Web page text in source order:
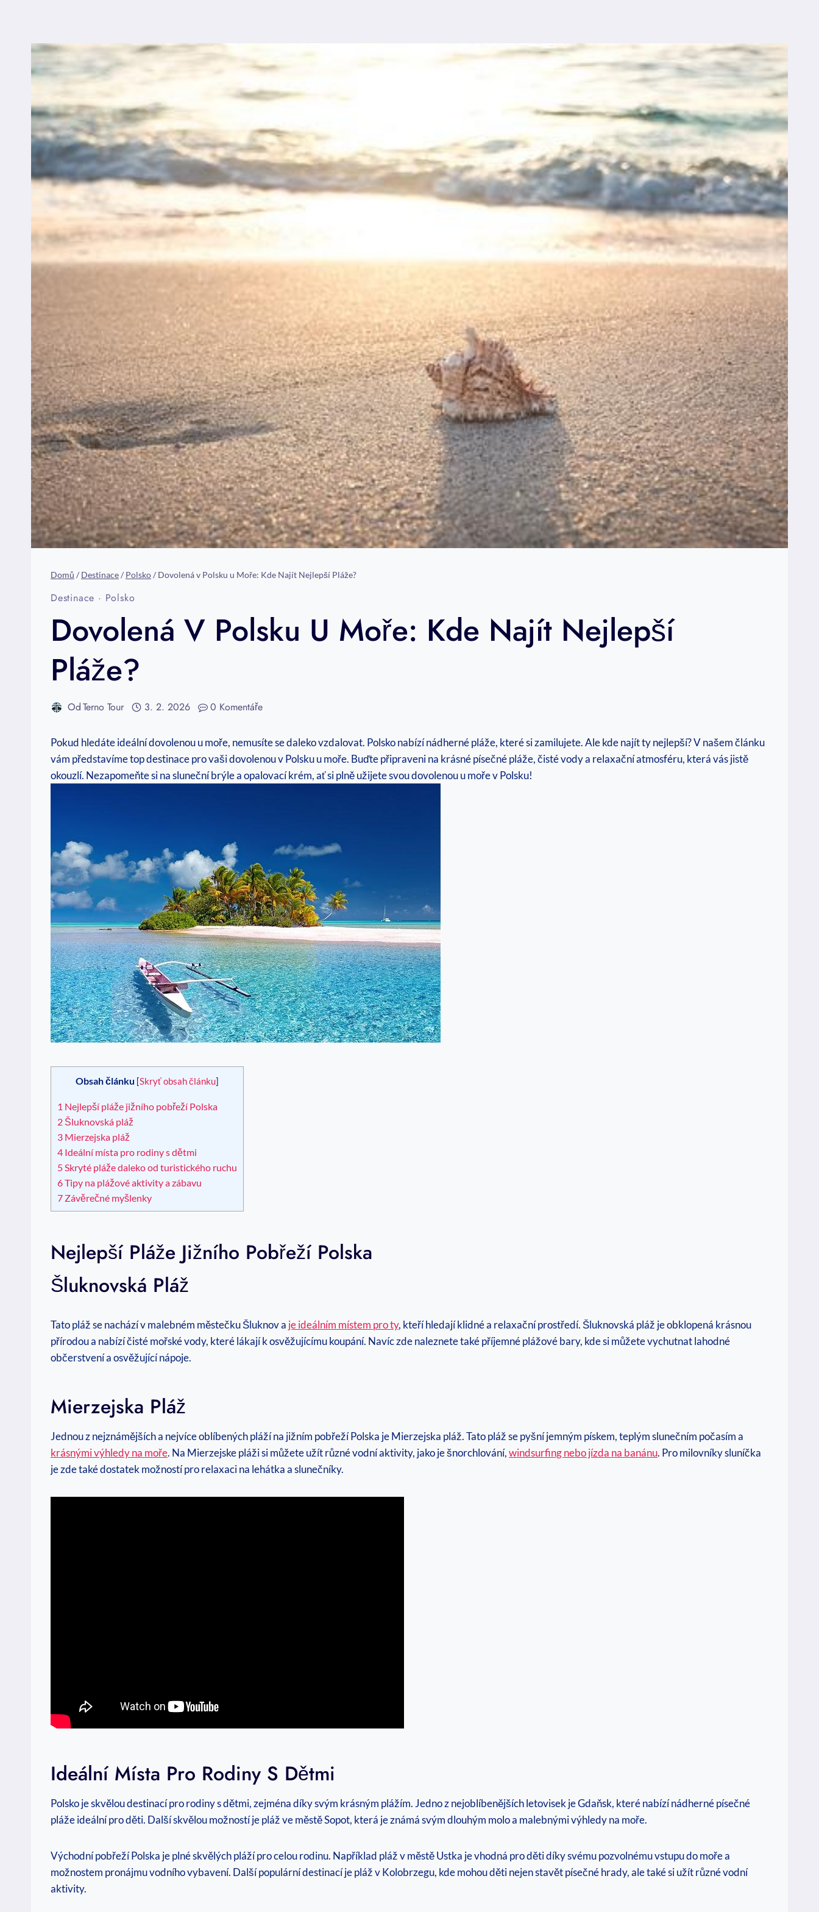
Domů / Destinace/ Polsko/ Dovolená v Polsku u Moře: Kde Najít Nejlepší Pláže?
Destinace · Polsko
Dovolená V Polsku U Moře: Kde Najít Nejlepší
Pláže?
OdTerno Tour 3. 2. 2026 0 Komentáře
Pokud hledáte‌ ideální dovolenou u moře,⁣ nemusíte se daleko‌ vzdalovat. Polsko nabízí nádherné pláže, které si zamilujete. Ale kde⁤ najít ty nejlepší? V našem ‌článku
vám představíme top destinace pro‍ vaši ‌dovolenou⁢ v ‍Polsku u moře. Buďte ​připraveni ⁤na krásné písečné pláže, čisté ⁣vody a relaxační atmosféru, která ​vás‌ jistě
okouzlí. Nezapomeňte si⁢ na sluneční brýle a opalovací krém, ať si plně užijete svou​ dovolenou u moře v Polsku!
Obsah článku [Skryť obsah článku]
1 Nejlepší‌ pláže jižního pobřeží⁤ Polska
2 Šluknovská pláž
3 Mierzejska pláž
4 Ideální místa pro rodiny s dětmi
5 Skryté pláže daleko od turistického ruchu
6Tipy na ‌plážové aktivity a zábavu
7 Závěrečné myšlenky
Nejlepší‌ Pláže Jižního Pobřeží⁤ Polska
Šluknovská Pláž
Tato pláž ‌se nachází v malebném městečku Šluknov a je ideálním místem pro ty, kteří hledají klidné a relaxační prostředí. Šluknovská pláž je obklopená krásnou
přírodou a nabízí čisté‌ mořské vody, které lákají k⁣ osvěžujícímu koupání. Navíc ‍zde naleznete také příjemné plážové ⁢bary, ⁢kde si můžete vychutnat lahodné
občerstvení a osvěžující nápoje.
Mierzejska Pláž
Jednou‍ z nejznámějších a nejvíce oblíbených pláží na jižním ⁤pobřeží Polska je Mierzejska pláž. Tato pláž se pyšní jemným pískem, teplým slunečním počasím a⁣
krásnými výhledy na moře. Na Mierzejske pláži si ​můžete užít ​různé vodní aktivity, ⁤jako je šnorchlování,windsurfing nebo jízda na banánu. Pro milovníky sluníčka
je zde ⁤také dostatek možností pro relaxaci na lehátka a⁤ slunečníky.
Ideální Místa Pro Rodiny S Dětmi
Polsko‌ je skvělou destinací ‌pro rodiny s dětmi, zejména‌ díky ​svým krásným plážím. Jedno z nejoblíbenějších letovisek je Gdaňsk, které nabízí ‍nádherné písečné⁣
pláže ideální pro děti.⁣ Další skvělou možností ‌je pláž ve městě Sopot, která je známá svým dlouhým molo a malebnými výhledy na moře.
Východní⁣ pobřeží Polska je ⁣plné skvělých pláží pro celou rodinu. Například pláž v městě ‍Ustka je vhodná pro děti díky svému pozvolnému ⁤vstupu do moře a‍
možnostem pronájmu⁣ vodního vybavení. ⁣Další⁢ populární destinací je pláž v⁤ Kolobrzegu, ‍kde mohou děti nejen stavět písečné ​hrady, ale také si užít různé vodní
aktivity.